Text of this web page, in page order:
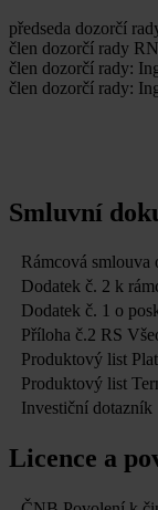
předseda dozorčí
člen dozorčí rady
člen dozorčí rady:
člen dozorčí rady:
Smluvní
Rámcová smlouva
Dodatek č. 2 k
Dodatek č. 1 o
Příloha č.2 RS
Produktový list
Produktový list
Investiční dotazník
Licence a